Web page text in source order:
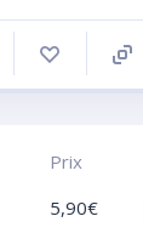
Prix
5,90€